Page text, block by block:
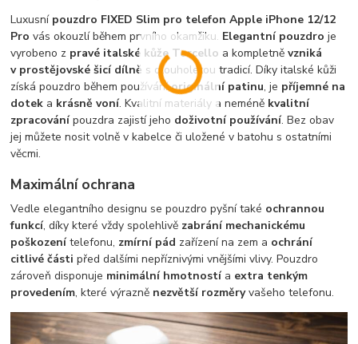
Luxusní pouzdro FIXED Slim pro telefon Apple iPhone 12/12
Pro vás okouzlí během prvního okamžiku. Elegantní pouzdro je
vyrobeno z pravé italské kůže Torcello a kompletněvzniká
v prostějovské šicí dílně s dlouholetou tradicí. Díky italské kůži
získá pouzdro během používáníoriginální patinu, je příjemné na
dotek a krásně voní. Kvalitní materiály a neméně kvalitní
zpracovánípouzdra zajistí jeho doživotní používání. Bez obav
jej můžete nosit volně v kabelce či uložené v batohu s ostatními
věcmi.
Maximální ochrana
Vedle elegantního designu se pouzdro pyšní také ochrannou
funkcí, díky které vždy spolehlivě zabrání mechanickému
poškozenítelefonu, zmírní pád zařízení na zem a ochrání
citlivé části před dalšími nepříznivými vnějšími vlivy. Pouzdro
zároveň disponuje minimální hmotnostía extra tenkým
provedením, které výrazně nezvětší rozměryvašeho telefonu.